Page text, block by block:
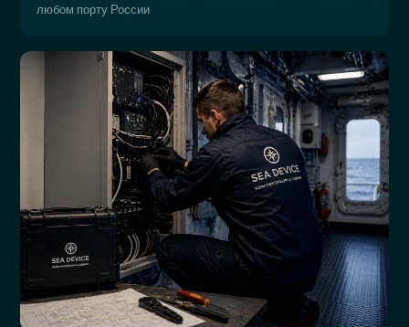
любом порту России